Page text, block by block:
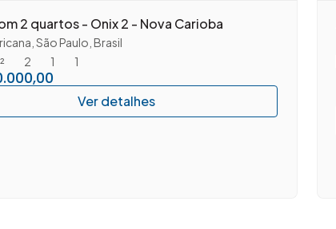
2 quartos - Onix 2 - Nova Carioba
São Paulo Brasil
2
1 1